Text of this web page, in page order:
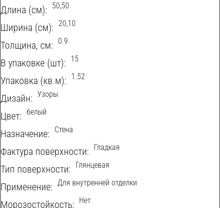
Длина (см): 50,50
Ширина (см): 20,10
Толщина, см: 0.9
В упаковке (шт): 15
Упаковка (кв.м): 1.52
Дизайн: Узоры
Цвет: белый
Назначение: Стена
Фактура поверхности: Гладкая
Тип поверхности: Глянцевая
Применение: Для внутренней отделки
Морозостойкость: Нет